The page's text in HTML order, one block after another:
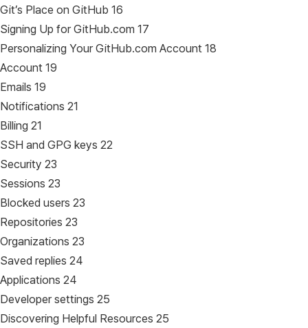
Git’s Place on GitHub 16
Signing Up for GitHub.com 17
Personalizing Your GitHub.com Account 18
Account 19
Emails 19
Notifications 21
Billing 21
SSH and GPG keys 22
Security 23
Sessions 23
Blocked users 23
Repositories 23
Organizations 23
Saved replies 24
Applications 24
Developer settings 25
Discovering Helpful Resources 25